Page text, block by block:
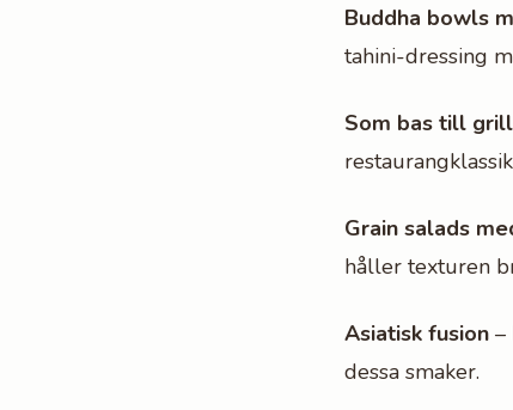
Buddha bowls
tahini-dressing
Som bas till
Grain salads
håller texturen
Asiatisk fusion –
dessa smaker.